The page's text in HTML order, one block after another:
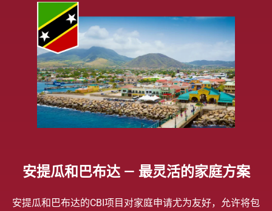
安提瓜和巴布达 — 最灵活的家庭方案
安提瓜和巴布达的CBI项目对家庭申请尤为友好，允许将包